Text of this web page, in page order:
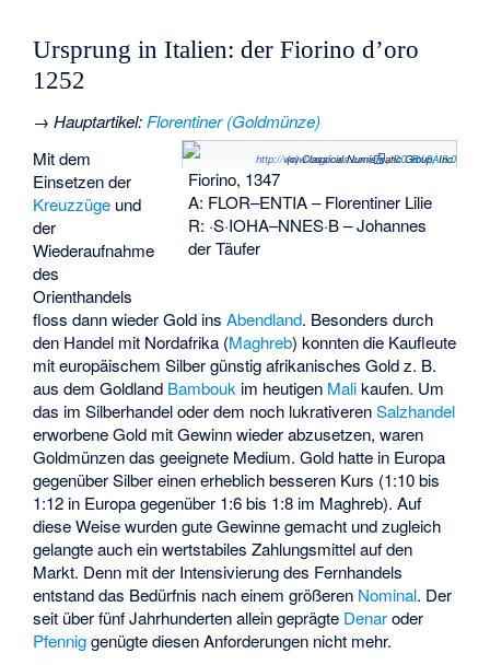
Ursprung in Italien: der Fiorino d’oro
1252
→Hauptartikel: Florentiner (Goldmünze)
(c) Classical Numismatic Group, Inc.
http://www.cngcoins.com ,CC BY-SA 3.0
Fiorino, 1347
A: FLOR–ENTIA – Florentiner Lilie
R: ·S·IOHA–NNES·B – Johannes
der Täufer
Mit dem
Einsetzen der
Kreuzzüge und
der
Wiederaufnahme
des
Orienthandels
floss dann wieder Gold insAbendland. Besonders durch
den Handel mit Nordafrika (Maghreb) konnten die Kaufleute
mit europäischem Silber günstig afrikanisches Gold z. B.
aus dem Goldland Bambouk im heutigen Malikaufen. Um
das im Silberhandel oder dem noch lukrativerenSalzhandel
erworbene Gold mit Gewinn wieder abzusetzen, waren
Goldmünzen das geeignete Medium. Gold hatte in Europa
gegenüber Silber einen erheblich besseren Kurs (1:10 bis
1:12 in Europa gegenüber 1:6 bis 1:8 im Maghreb). Auf
diese Weise wurden gute Gewinne gemacht und zugleich
gelangte auch ein wertstabiles Zahlungsmittel auf den
Markt. Denn mit der Intensivierung des Fernhandels
entstand das Bedürfnis nach einem größeren Nominal. Der
seit über fünf Jahrhunderten allein geprägte Denaroder
Pfenniggenügte diesen Anforderungen nicht mehr.